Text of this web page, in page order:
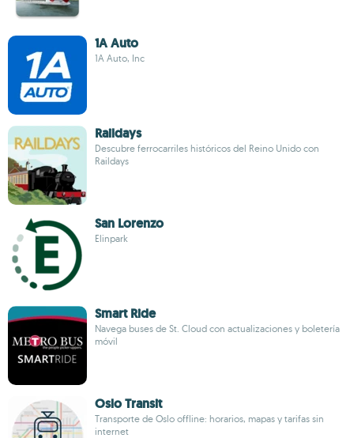
1A Auto
1A Auto, Inc
Raildays
Descubre ferrocarriles históricos del Reino Unido con
Raildays
San Lorenzo
Elinpark
Smart Ride
Navega buses de St. Cloud con actualizaciones y boletería
móvil
Oslo Transit
Transporte de Oslo offline: horarios, mapas y tarifas sin
internet